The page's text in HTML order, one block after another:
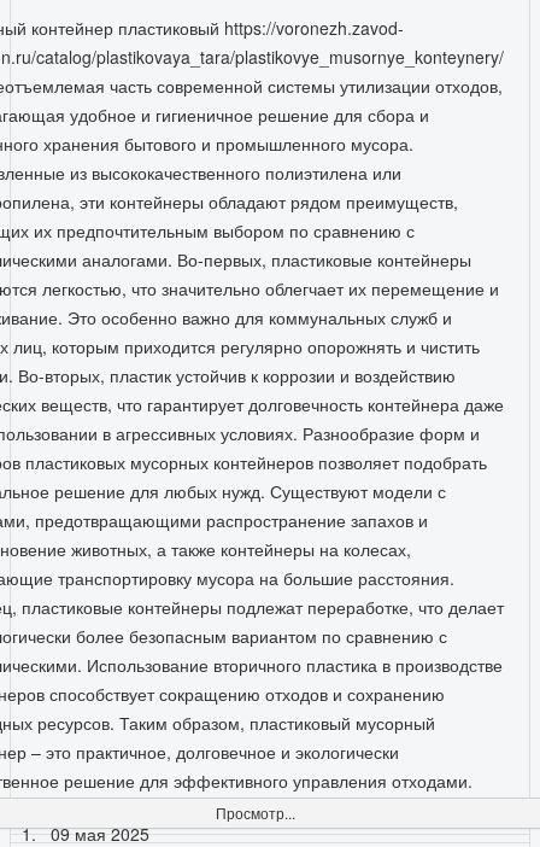
контейнер пластиковый https://voronezh.zavod-
catalog/plastikovaya_tara/plastikovye_musornye_konteynery/
часть современной системы утилизации отходов,
удобное и гигиеничное решение для сбора и
хранения бытового и промышленного мусора.
из высококачественного полиэтилена или
эти контейнеры обладают рядом преимуществ,
их предпочтительным выбором по сравнению с
аналогами. Во-первых, пластиковые контейнеры
легкостью, что значительно облегчает их перемещение и
Это особенно важно для коммунальных служб и
лиц, которым приходится регулярно опорожнять и чистить
Во-вторых, пластик устойчив к коррозии и воздействию
веществ, что гарантирует долговечность контейнера даже
в агрессивных условиях. Разнообразие форм и
пластиковых мусорных контейнеров позволяет подобрать
решение для любых нужд. Существуют модели с
предотвращающими распространение запахов и
животных, а также контейнеры на колесах,
транспортировку мусора на большие расстояния.
пластиковые контейнеры подлежат переработке, что делает
более безопасным вариантом по сравнению с
Использование вторичного пластика в производстве
способствует сокращению отходов и сохранению
ресурсов. Таким образом, пластиковый мусорный
– это практичное, долговечное и экологически
решение для эффективного управления отходами.
Просмотр...
09 мая 2025